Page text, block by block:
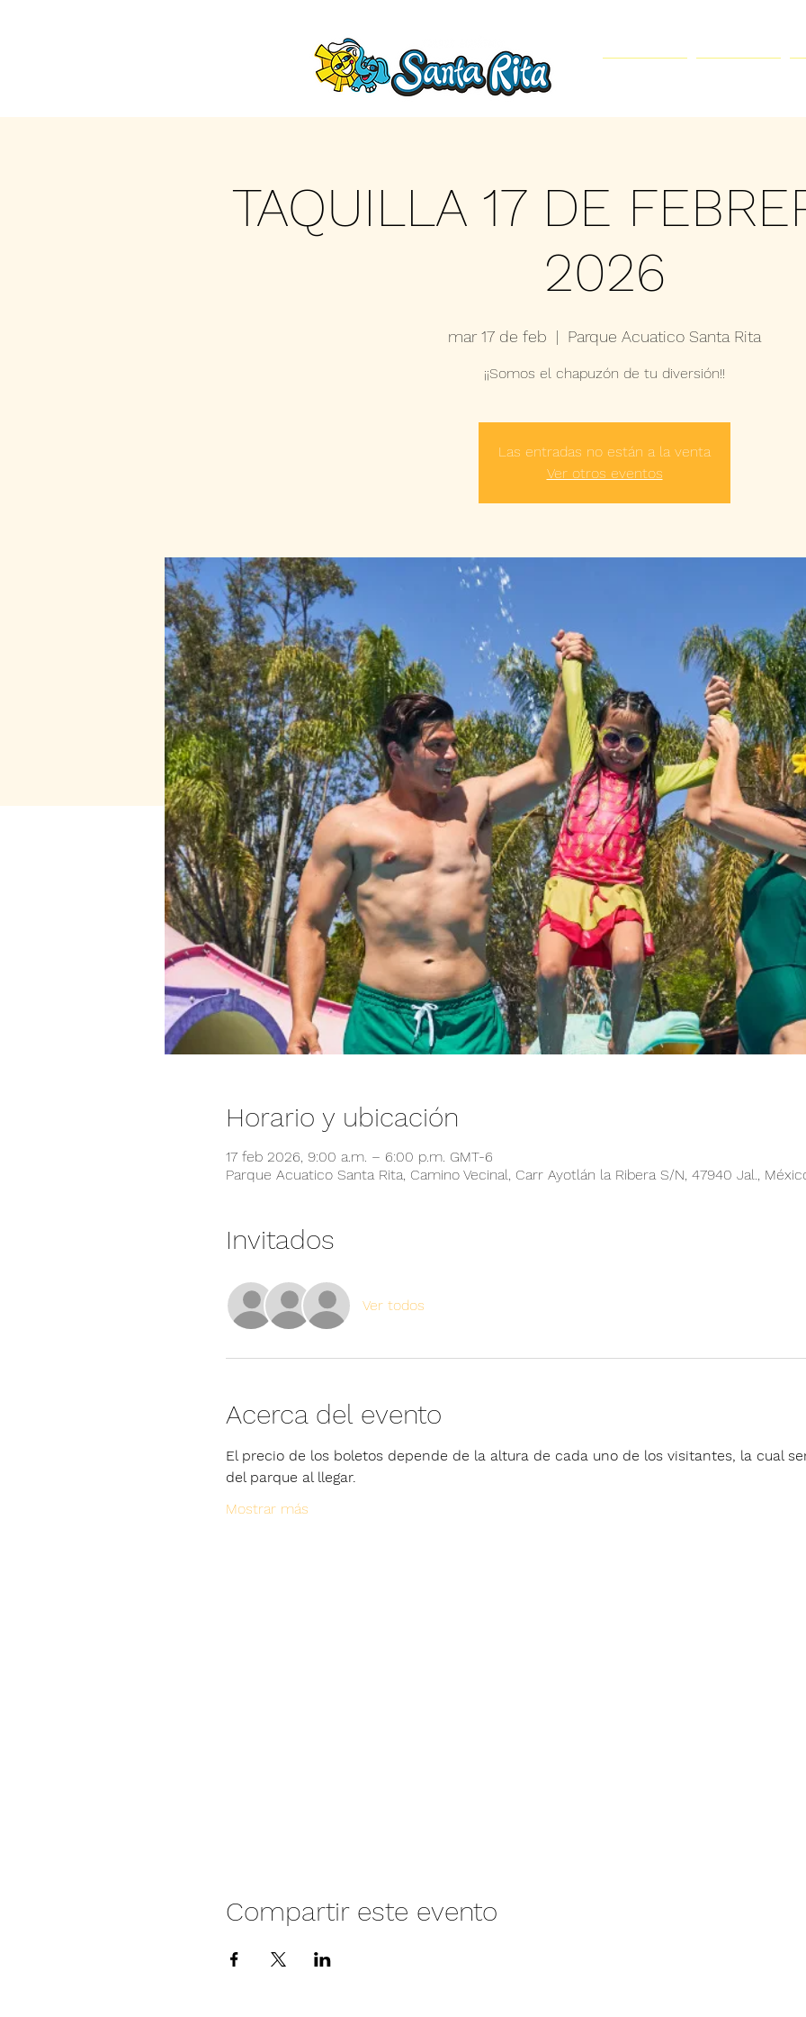
TAQUILLA 17 DE
2026
mar 17 de feb
  |
Parque Acuatico Santa Rita
¡¡Somos el chapuzón de tu diversión!!
Las entradas no están a la venta
Ver otros eventos
Horario y ubicación
17 feb 2026, 9:00 a.m. – 6:00 p.m. GMT-6
Parque Acuatico Santa Rita, Camino Vecinal, Carr Ayotlán la Ribera S/N, 47940 Jal.,
Invitados
Ver todos
Acerca del evento
El precio de los boletos depende de la altura de cada uno de los visitantes, la cual
del parque al llegar.
Mostrar más
Compartir este evento